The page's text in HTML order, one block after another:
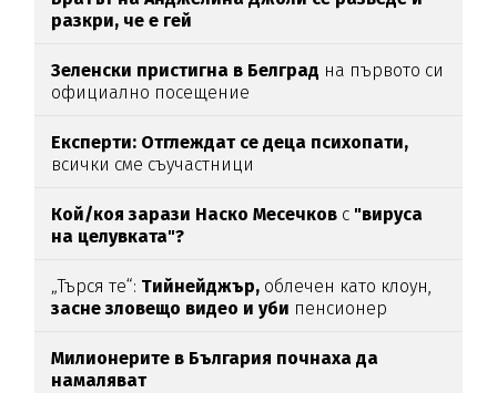
разкри, че е гей
Зеленски пристигна в Белград на първото си
официално посещение
Експерти: Отглеждат се деца психопати,
всички сме съучастници
Кой/коя зарази Наско Месечков с "вируса
на целувката"?
„Търся те“: Тийнейджър, облечен като клоун,
засне зловещо видео и уби пенсионер
Милионерите в България почнаха да
намаляват